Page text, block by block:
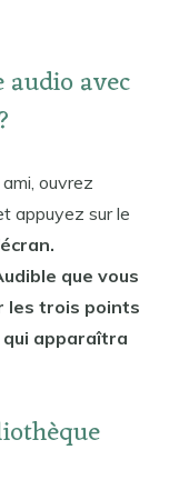
avec
ouvrez
appuyez sur le
que vous
les trois points
qui apparaîtra